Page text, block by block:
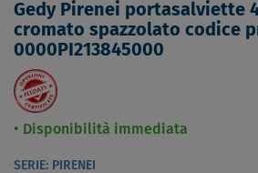
Gedy Pirenei portasalviette
cromato spazzolato codice
0000PI213845000
Disponibilità immediata
SERIE: PIRENEI